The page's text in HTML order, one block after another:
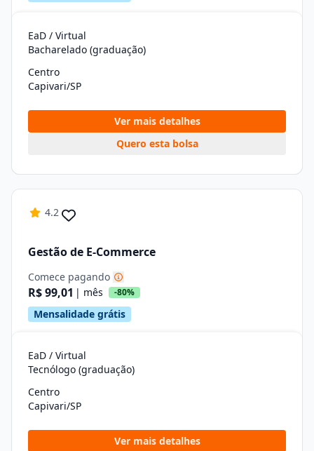
EaD / Virtual
Bacharelado (graduação)
Centro
Capivari/SP
Ver mais detalhes
Quero esta bolsa
4.2
Gestão de E-Commerce
Comece pagando
R$ 99,01 | mês -80%
Mensalidade grátis
EaD / Virtual
Tecnólogo (graduação)
Centro
Capivari/SP
Ver mais detalhes